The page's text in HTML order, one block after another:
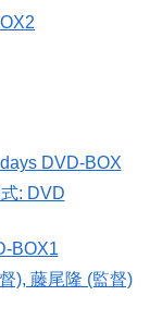
DVD-BOX
: DVD
BOX1
), 藤尾隆 (監督)